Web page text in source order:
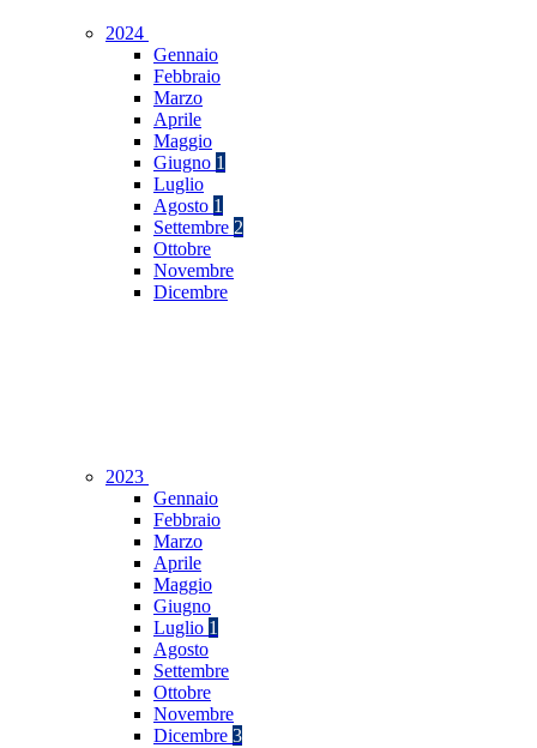
2024
Gennaio
Febbraio
Marzo
Aprile
Maggio
Giugno 1
Luglio
Agosto 1
Settembre 2
Ottobre
Novembre
Dicembre
2023
Gennaio
Febbraio
Marzo
Aprile
Maggio
Giugno
Luglio 1
Agosto
Settembre
Ottobre
Novembre
Dicembre 3